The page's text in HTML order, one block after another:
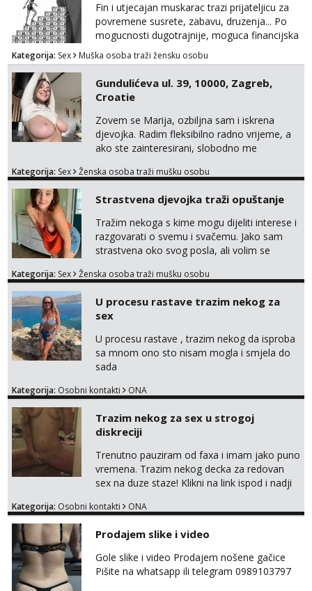
Fin i utjecajan muskarac trazi prijateljicu za
povremene susrete, zabavu, druzenja... Po
mogucnosti dugotrajnije, moguca financijska
potpora!
Kategorija: Sex Muška osoba traži žensku osobu
Gundulićeva ul. 39, 10000, Zagreb,
Croatie
Zovem se Marija, ozbiljna sam i iskrena
djevojka. Radim fleksibilno radno vrijeme, a
ako ste zainteresirani, slobodno me
broj☎️:+385 92 451 2472
Kategorija: Sex Ženska osoba traži mušku osobu
Strastvena djevojka traži opuštanje
Tražim nekoga s kime mogu dijeliti interese i
razgovarati o svemu i svačemu. Jako sam
strastvena oko svog posla, ali volim se
Voljela bi naci nekoga pa da se nemoram
ispod i nadji me tamo, cekam te!
Kategorija: Sex Ženska osoba traži mušku osobu
U procesu rastave trazim nekog za
sex
U procesu rastave , trazim nekog da isproba
sa mnom ono sto nisam mogla i smjela do
sada
Kategorija: Osobni kontakti ONA
Trazim nekog za sex u strogoj
diskreciji
Trenutno pauziram od faxa i imam jako puno
vremena. Trazim nekog decka za redovan
sex na duze staze! Klikni na link ispod i nadji
Kategorija: Osobni kontakti ONA
Prodajem slike i video
Gole slike i video Prodajem nošene gačice
Pišite na whatsapp ili telegram 0989103797